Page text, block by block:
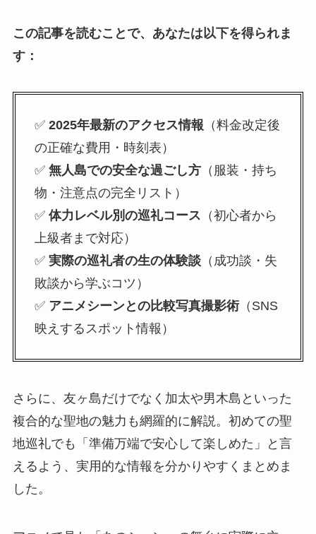
この記事を読むことで、あなたは以下を得られま
す：
✅ 2025年最新のアクセス情報 （料金改定後
の正確な費用・時刻表）
✅ 無人島での安全な過ごし方（服装・持ち
物・注意点の完全リスト）
✅ 体力レベル別の巡礼コース （初心者から
上級者まで対応）
✅ 実際の巡礼者の生の体験談（成功談・失
敗談から学ぶコツ）
✅ アニメシーンとの比較写真撮影術（SNS
映えするスポット情報）
さらに、友ヶ島だけでなく加太や男木島といった
複合的な聖地の魅力も網羅的に解説。初めての聖
地巡礼でも「準備万端で安心して楽しめた」と言
えるよう、実用的な情報を分かりやすくまとめま
した。